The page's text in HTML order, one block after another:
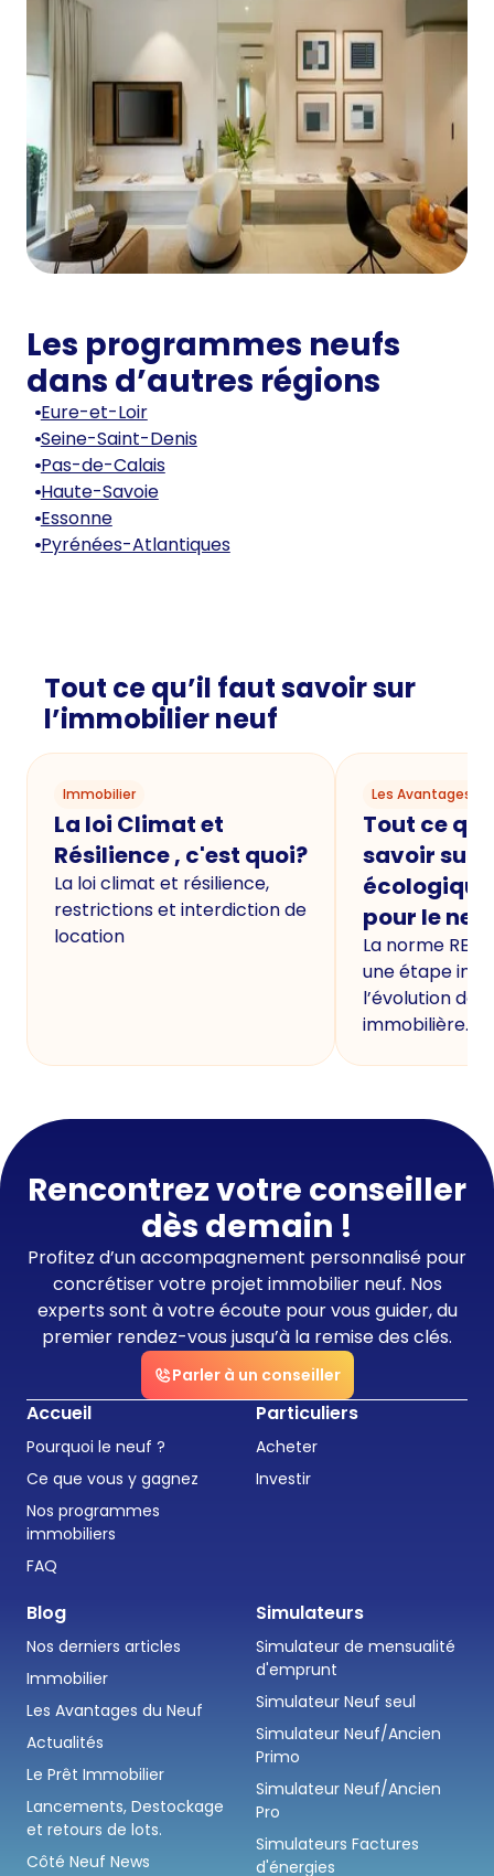
Les programmes neufs
dans d’autres régions
Eure-et-Loir
Seine-Saint-Denis
Pas-de-Calais
Haute-Savoie
Essonne
Pyrénées-Atlantiques
Tout ce qu’il faut savoir sur
l’immobilier neuf
Immobilier
La loi Climat et
Résilience , c'est quoi?
La loi climat et résilience,
restrictions et interdiction de
location
Les Avantages
Tout ce
savoir sur
écologique
pour le
La norme
une étape
l’évolution de
immobilière.
Rencontrez votre conseiller
dès demain !
Profitez d’un accompagnement personnalisé pour
concrétiser votre projet immobilier neuf. Nos
experts sont à votre écoute pour vous guider, du
premier rendez-vous jusqu’à la remise des clés.
Parler à un conseiller
Accueil
Pourquoi le neuf ?
Ce que vous y gagnez
Nos programmes
immobiliers
FAQ
Particuliers
Acheter
Investir
Blog
Nos derniers articles
Immobilier
Les Avantages du Neuf
Actualités
Le Prêt Immobilier
Lancements, Destockage
et retours de lots.
Côté Neuf News
Simulateurs
Simulateur de mensualité
d'emprunt
Simulateur Neuf seul
Simulateur Neuf/Ancien
Primo
Simulateur Neuf/Ancien
Pro
Simulateurs Factures
d'énergies